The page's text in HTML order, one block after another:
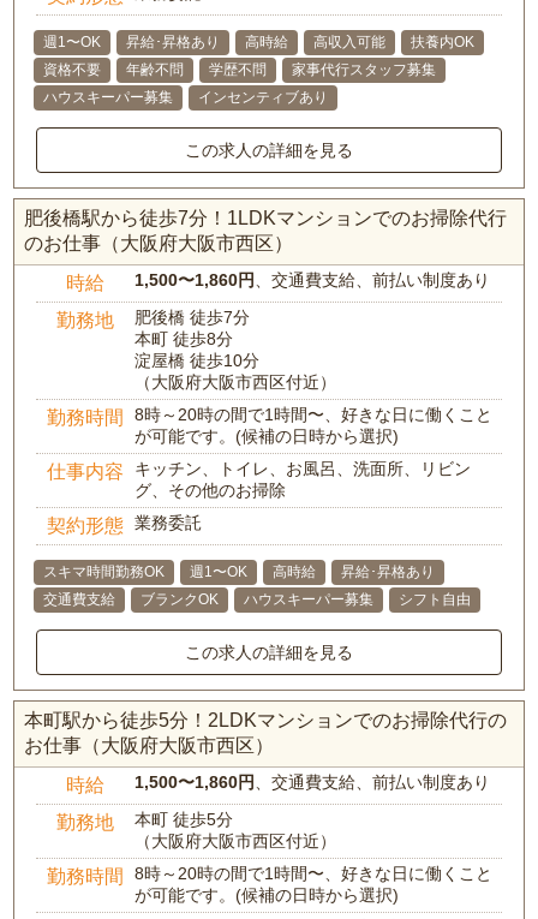
週1〜OK 昇給･昇格あり 高時給 高収入可能
扶養内OK
資格不要
年齢不問 学歴不問
家事代行スタッフ募集
ハウスキーパー募集
インセンティブあり
この求人の詳細を見る
肥後橋駅から徒歩7分！1LDKマンションでのお掃除代行
のお仕事（大阪府大阪市西区）
時給 1,500〜1,860円、交通費支給、前払い制度あり
勤務地
肥後橋 徒歩7分
本町 徒歩8分
淀屋橋 徒歩10分
（大阪府大阪市西区付近）
勤務時間
8時～20時の間で1時間〜、好きな日に働くこと
が可能です。(候補の日時から選択)
仕事内容
キッチン、トイレ、お風呂、洗面所、リビン
グ、その他のお掃除
契約形態 業務委託
スキマ時間勤務OK 週1〜OK 高時給
昇給･昇格あり
交通費支給
ブランクOK ハウスキーパー募集 シフト自由
この求人の詳細を見る
本町駅から徒歩5分！2LDKマンションでのお掃除代行の
お仕事（大阪府大阪市西区）
時給 1,500〜1,860円、交通費支給、前払い制度あり
勤務地
本町 徒歩5分
（大阪府大阪市西区付近）
勤務時間
8時～20時の間で1時間〜、好きな日に働くこと
が可能です。(候補の日時から選択)